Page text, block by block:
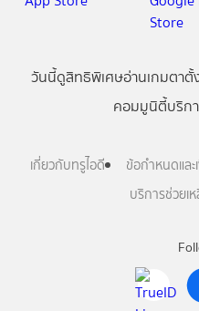
วันนี้ดูสิทธิพิเศษอ่านเกมตาตั้
คอมมูนิตี้บริก
เกี่ยวกับทรูไอดี ข้อกำหนดและ
บริการช่วยเ